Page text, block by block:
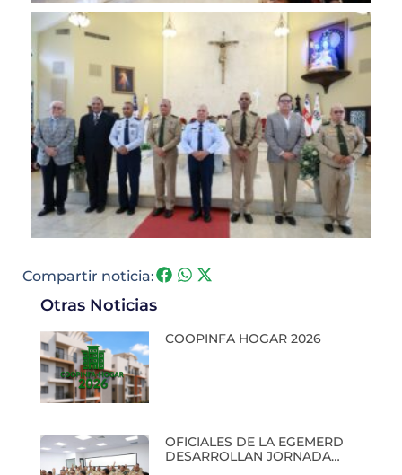
Compartir noticia:
Otras Noticias
COOPINFA HOGAR 2026
OFICIALES DE LA EGEMERD
DESARROLLAN JORNADA